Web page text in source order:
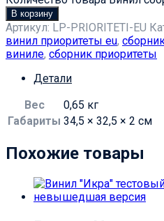
В корзину
Артикул: LP-PRIORITETI-EU
винил приоритеты eu,
виниле, сборник приоритеты
Детали
Вес
0,65 кг
Габариты 34,5 × 32,5 × 2 см
Похожие товары